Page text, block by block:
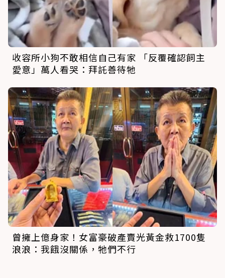
收容所小狗不敢相信自己有家 「反覆確認飼主
愛意」萬人看哭：拜託善待牠
曾擁上億身家！女富豪破產賣光黃金救1700隻
浪浪：我餓沒關係，牠們不行